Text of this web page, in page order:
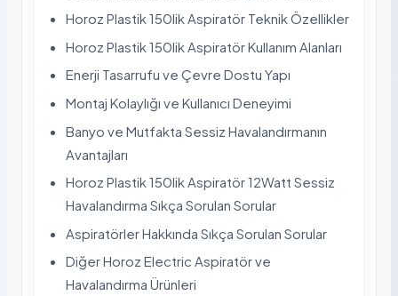
Horoz Plastik 150lik Aspiratör Teknik Özellikler
Horoz Plastik 150lik Aspiratör Kullanım Alanları
Enerji Tasarrufu ve Çevre Dostu Yapı
Montaj Kolaylığı ve Kullanıcı Deneyimi
Banyo ve Mutfakta Sessiz Havalandırmanın
Avantajları
Horoz Plastik 150lik Aspiratör 12Watt Sessiz
Havalandırma Sıkça Sorulan Sorular
Aspiratörler Hakkında Sıkça Sorulan Sorular
Diğer Horoz Electric Aspiratör ve
Havalandırma Ürünleri